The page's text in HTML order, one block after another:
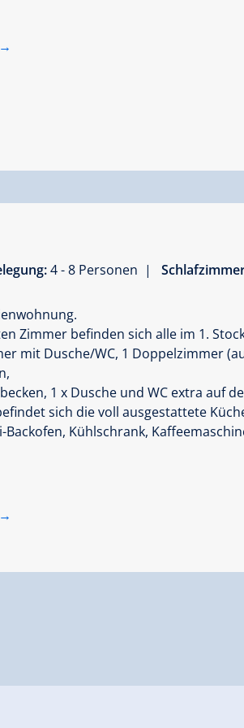
4 - 8 Personen |
Zimmer befinden sich alle im 1.
mit Dusche/WC, 1 Doppelzimmer
1 x Dusche und WC extra auf
sich die voll ausgestattete
Kühlschrank,